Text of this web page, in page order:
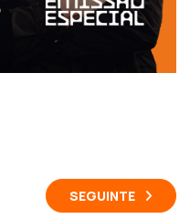
SEGUINTE